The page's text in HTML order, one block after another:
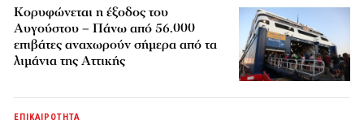
Κορυφώνεται η έξοδος του
Αυγούστου – Πάνω από 56.000
επιβάτες αναχωρούν σήμερα από τα
λιμάνια της Αττικής
ΕΠΙΚΑΙΡΟΤΗΤΑ